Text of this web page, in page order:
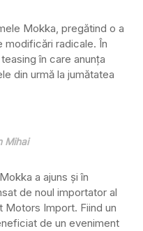
Mokka, pregătind o a
modificări radicale. În
în care anunța
din urmă la jumătatea
Mihai
a ajuns și în
de noul importator al
Motors Import. Fiind un
de un eveniment